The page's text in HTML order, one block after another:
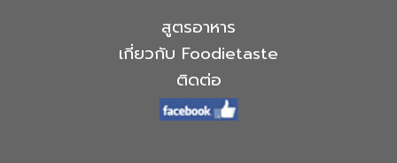
สูตรอาหาร
เกี่ยวกับ Foodietaste
ติดต่อ